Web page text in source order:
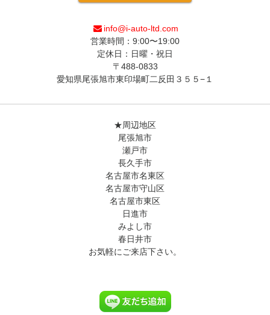
info@i-auto-ltd.com
営業時間：9:00〜19:00
定休日：日曜・祝日
〒488-0833
愛知県尾張旭市東印場町二反田３５５−１
★周辺地区
尾張旭市
瀬戸市
長久手市
名古屋市名東区
名古屋市守山区
名古屋市東区
日進市
みよし市
春日井市
お気軽にご来店下さい。